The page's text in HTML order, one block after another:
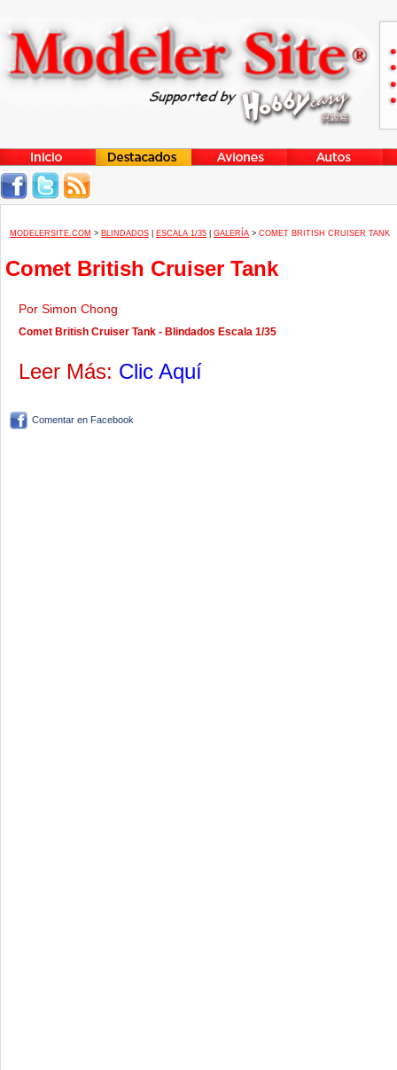
MODELERSITE.COM > BLINDADOS ESCALA 1/35 GALERÍA > COMET BRITISH CRUISER TANK
Comet British Cruiser Tank
Por Simon Chong
Comet British Cruiser Tank - Blindados Escala 1/35
Leer Más: Clic Aquí
Comentar en Facebook